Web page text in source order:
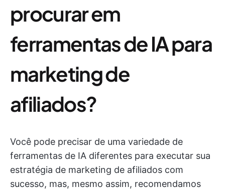
procurar em
ferramentas de IA para
marketing de
afiliados?
Você pode precisar de uma variedade de
ferramentas de IA diferentes para executar sua
estratégia de marketing de afiliados com
sucesso, mas, mesmo assim, recomendamos